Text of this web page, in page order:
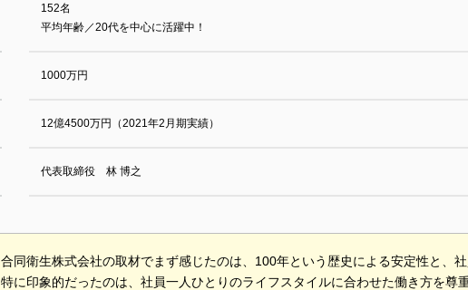
152名
平均年齢／20代を中心に活躍中！
1000万円
12億4500万円（2021年2月期実績）
代表取締役 林 博之
合同衛生株式会社の取材でまず感じたのは、100年という歴史による安定性と、
特に印象的だったのは、社員一人ひとりのライフスタイルに合わせた働き方を尊